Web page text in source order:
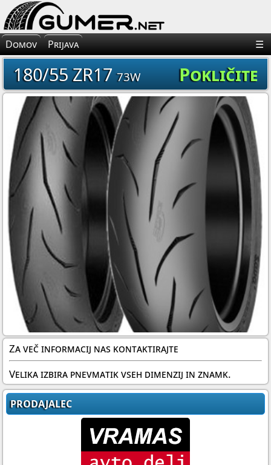
×
Avto Gume
Moto Gume
Tovorne Gume
Gume za Mehanizacijo
Gume za Kolo
Platišča
Oprema
Domov Prijava ☰
180/55 ZR1773W Pokličite
Za več informacij nas kontaktirajte
Velika izbira pnevmatik vseh dimenzij in znamk.
PRODAJALEC